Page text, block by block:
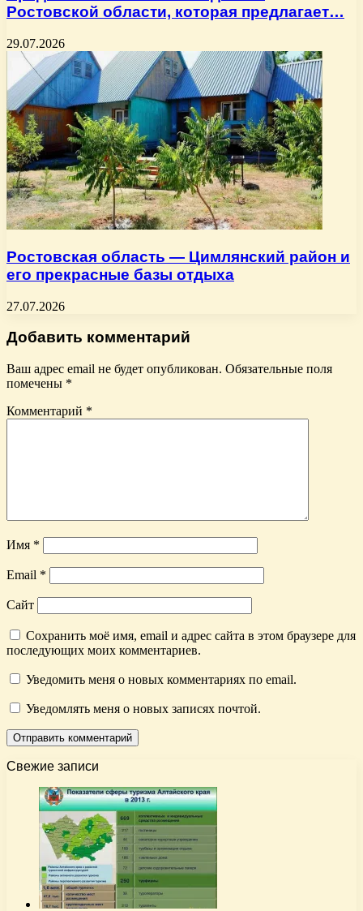
Ростовской области, которая предлагает…
29.07.2026
Ростовская область — Цимлянский район и
его прекрасные базы отдыха
27.07.2026
Добавить комментарий
Ваш адрес email не будет опубликован. Обязательные поля
помечены *
Комментарий *
Имя *
Email *
Сайт
Сохранить моё имя, email и адрес сайта в этом браузере для
последующих моих комментариев.
Уведомить меня о новых комментариях по email.
Уведомлять меня о новых записях почтой.
Свежие записи